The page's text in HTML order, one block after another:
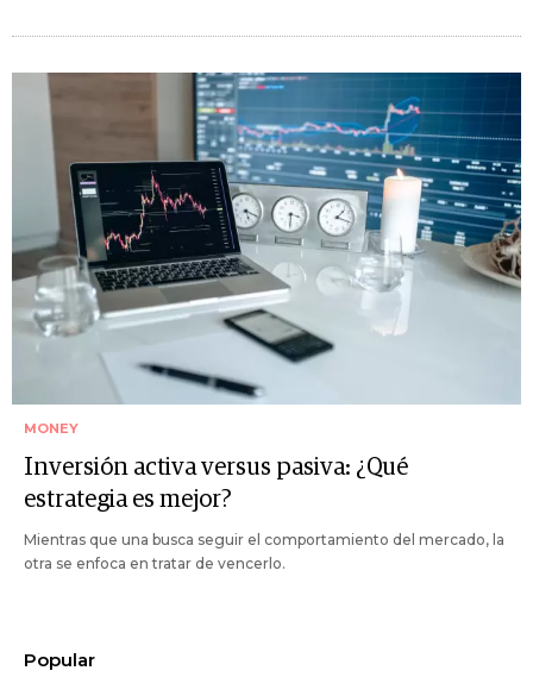
MONEY
Inversión activa versus pasiva: ¿Qué
estrategia es mejor?
Mientras que una busca seguir el comportamiento del mercado, la
otra se enfoca en tratar de vencerlo.
Popular